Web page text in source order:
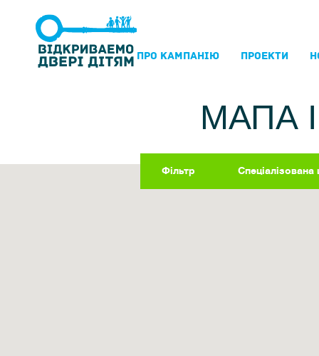
ПРО КАМПАНIЮ ПРОЕКТИ
МАПА
Фільтр